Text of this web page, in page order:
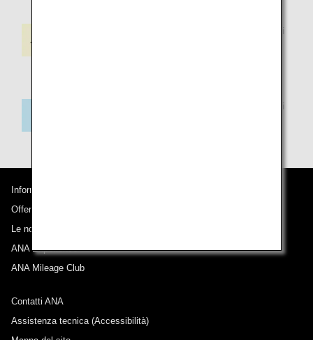
Servizio disponibile sui voli
Servizio disponibile sui voli
Informazioni su ANA
Offerte e annunci
Le nostre destinazioni
ANA Experience
ANA Mileage Club
Contatti ANA
Assistenza tecnica (Accessibilità)